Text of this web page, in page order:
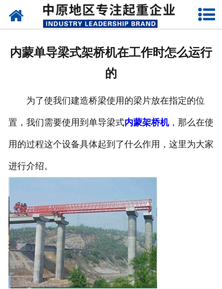
网站首页
企业视频
内蒙单导梁式架桥机在工作时怎么运行
的
为了使我们建造桥梁使用的梁片放在指定的位
置，我们需要使用到单导梁式内蒙架桥机，那么在使
用的过程这个设备具体起到了什么作用，这里为大家
进行介绍。